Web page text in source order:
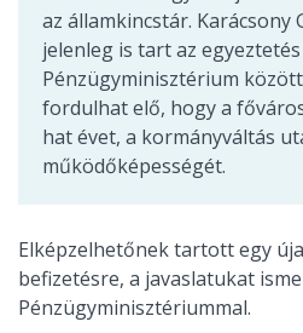
az államkincstár. Karácsony
jelenleg is tart az
Pénzügyminisztérium
fordulhat elő, hogy a
hat évet, a kormányváltás
működőképességét.
Elképzelhetőnek tartott egy
befizetésre, a javaslatukat
Pénzügyminisztériummal.